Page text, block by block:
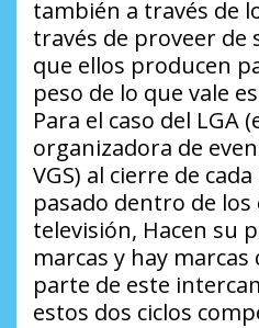
también a través de
través de proveer de
que ellos producen
peso de lo que vale
Para el caso del LGA
organizadora de
VGS) al cierre de
pasado dentro de los
televisión, Hacen su
marcas y hay
parte de este
estos dos ciclos